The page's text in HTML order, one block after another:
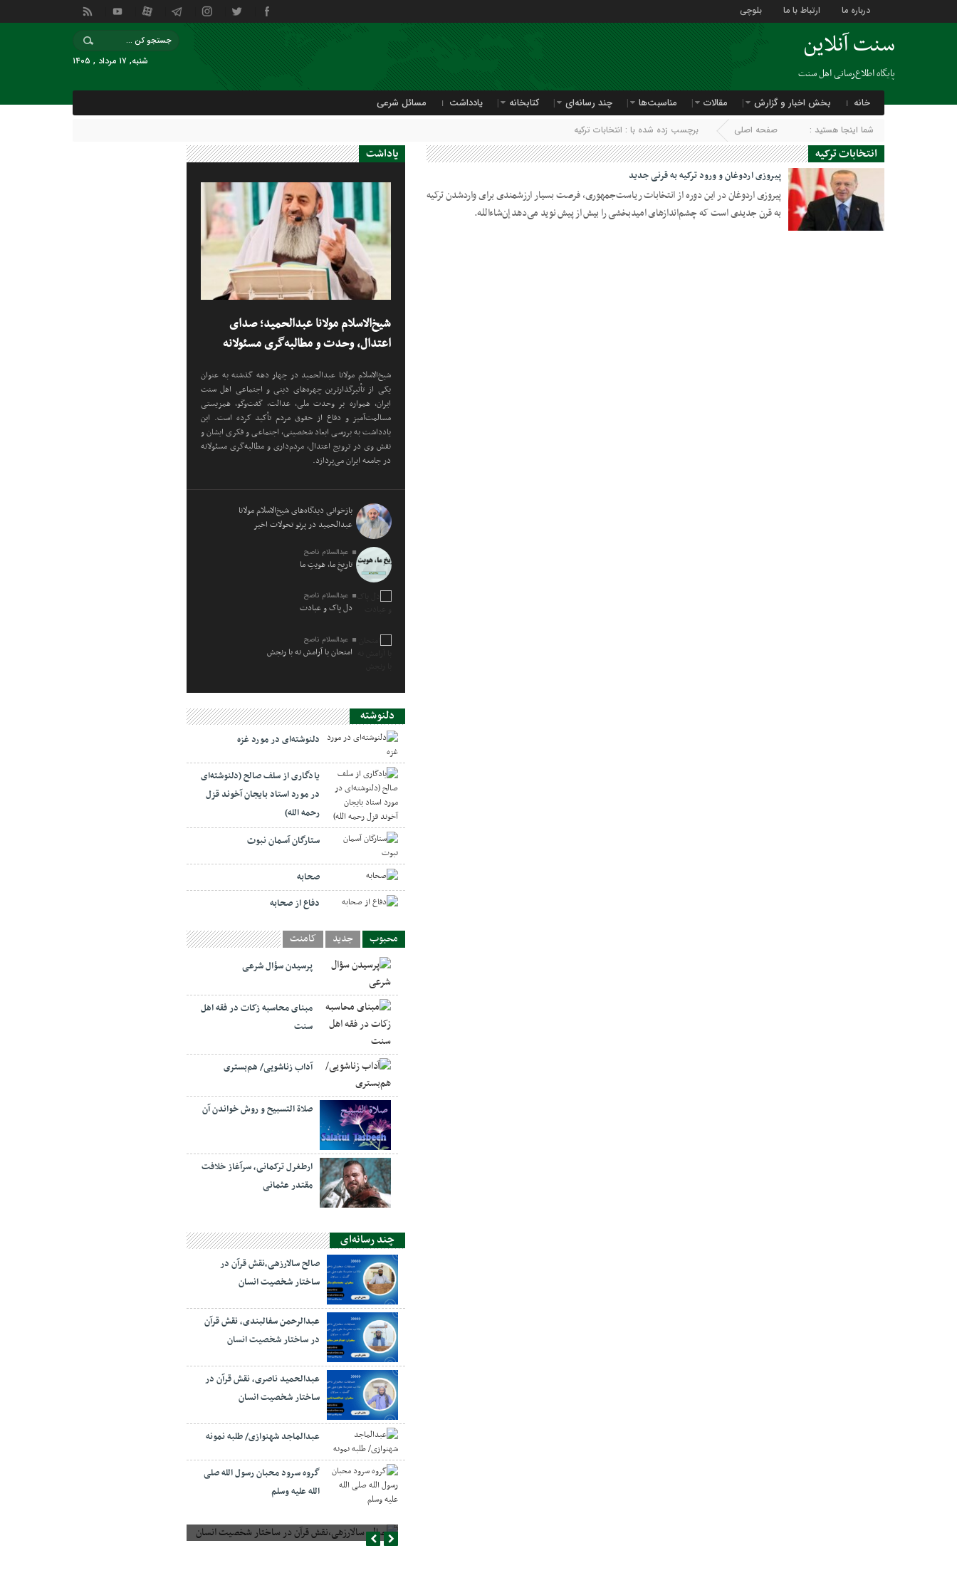
درباره ما ارتباط با ما بلوچی
سنت آنلاین
پایگاه اطلاع‌رسانی اهل سنت
شنبه, ۱۷ مرداد , ۱۴۰۵
خانه بخش اخبار و گزارش مقالات مناسبت‌ها چند رسانه‌ای کتابخانه یادداشت مسائل شرعی
شما اینجا هستید : صفحه اصلی برچسب زده شده با : انتخابات ترکیه
انتخابات ترکیه
پیروزی اردوغان و ورود ترکیه به قرنی جدید
پیروزی اردوغان در این دوره از انتخابات ریاست‌جمهوری، فرصت بسیار ارزشمندی برای واردشدن ترکیه
به قرن جدیدی است که چشم‌اندازهای امیدبخشی را بیش از پیش نوید می‌دهد إن‌شاءالله.
یاداشت
شیخ‌الاسلام مولانا عبدالحمید؛ صدای
اعتدال، وحدت و مطالبه‌گری مسئولانه
شیخ‌الاسلام مولانا عبدالحمید در چهار دهه گذشته به عنوان
یکی از تأثیرگذارترین چهره‌های دینی و اجتماعی اهل سنت
ایران، همواره بر وحدت ملی، عدالت، گفت‌وگو، همزیستی
مسالمت‌آمیز و دفاع از حقوق مردم تأکید کرده است. این
یادداشت به بررسی ابعاد شخصیتی، اجتماعی و فکری ایشان و
نقش وی در ترویج اعتدال، مردم‌داری و مطالبه‌گری مسئولانه
در جامعه ایران می‌پردازد.
بازخوانی دیدگاه‌های شیخ‌الاسلام مولانا
عبدالحمید در پرتو تحولات اخیر
عبدالسلام ناصح
تاریخِ ما، هویتِ ما
عبدالسلام ناصح
دل پاک و عبادت
عبدالسلام ناصح
امتحان با آرامش نه با رنجش
دلنوشته
دلنوشته‌ای در مورد غزه
یادگاری از سلف صالح (دلنوشته‌ای
در مورد استاد بایجان آخوند قزل
رحمه الله)
ستارگان آسمان نبوت
صحابه
دفاع از صحابه
محبوب جدید کامنت
پرسیدن سؤال شرعی
مبنای محاسبه زکات در فقه اهل
سنت
آداب زناشویی/ هم‌بستری
صلاة التسبيح و روش خواندن آن
ارطغرل ترکمانی، سرآغاز خلافت
مقتدر عثمانی
چند رسانه‌ای
صالح سالارزهی،‌نقش قرآن در
ساختار شخصیت انسان
عبدالرحمن سفالبندی، نقش قرآن
در ساختار شخصیت انسان
عبدالحمید ناصری، نقش قرآن در
ساختار شخصیت انسان
عبدالماجد شهنوازی/ طلبه نمونه
گروه سرود محبان رسول الله صلی
الله علیه وسلم
صالح سالارزهی،‌نقش قرآن در ساختار شخصیت انسان